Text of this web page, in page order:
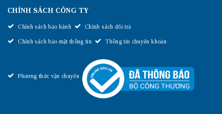
CHÍNH SÁCH CÔNG TY
Chính sách bảo hành Chính sách đổi trả
Chính sách bảo mật thông tin Thông tin chuyển khoản
Phương thức vận chuyển